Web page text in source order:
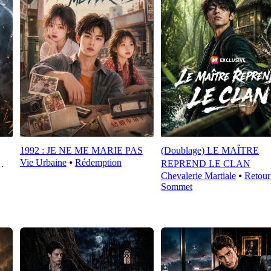
1992 : JE NE ME MARIE PAS
Vie Urbaine⦁ Rédemption
(Doublage) LE MAÎTRE
REPREND LE CLAN
Chevalerie Martiale⦁
Sommet